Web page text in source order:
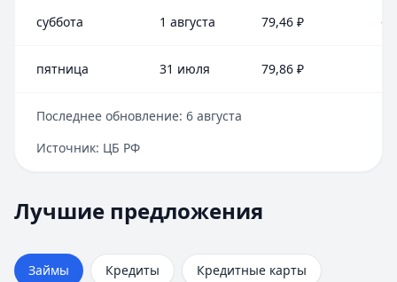
суббота 1 августа 79,46 ₽ -
пятница 31 июля 79,86 ₽
Последнее обновление: 6 августа
Источник: ЦБ РФ
Кредиты — лучшие предложения
Сумма:30 000–30 000 000
₽
Сумма:до 30 000 ₽
Рейтинг:4.7 (11 отзывов)
Лучшие предложения
Займы Кредиты Кредитные карты